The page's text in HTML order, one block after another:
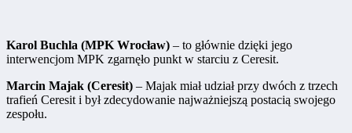
Karol Buchla (MPK Wrocław) – to głównie dzięki jego
interwencjom MPK zgarnęło punkt w starciu z Ceresit.
Marcin Majak (Ceresit) – Majak miał udział przy dwóch z trzech
trafień Ceresit i był zdecydowanie najważniejszą postacią swojego
zespołu.